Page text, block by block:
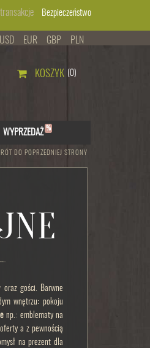
Bezpieczeństwo
USD EUR GBP PLN
KOSZYK (0)
WYPRZEDAŻ %
DO POPRZEDNIEJ STRONY
oraz gości. Barwne
wnętrzu: pokoju
np.: emblematy na
a z pewnością
na prezent dla